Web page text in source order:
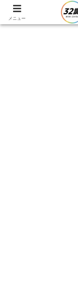
メニュー